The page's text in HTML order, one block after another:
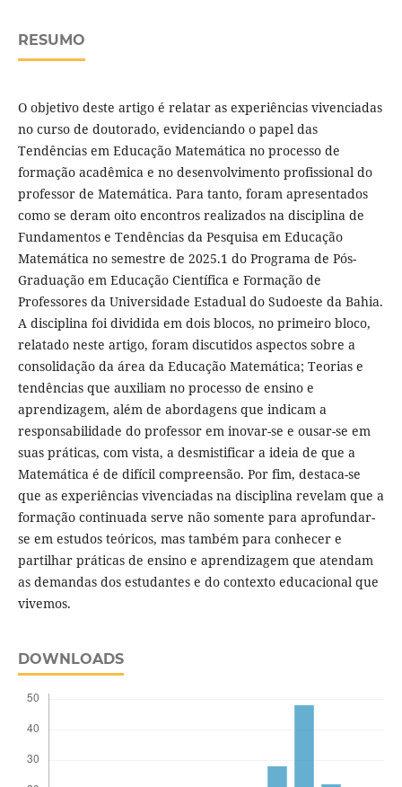
RESUMO
O objetivo deste artigo é relatar as experiências vivenciadas
no curso de doutorado, evidenciando o papel das
Tendências em Educação Matemática no processo de
formação acadêmica e no desenvolvimento profissional do
professor de Matemática. Para tanto, foram apresentados
como se deram oito encontros realizados na disciplina de
Fundamentos e Tendências da Pesquisa em Educação
Matemática no semestre de 2025.1 do Programa de Pós-
Graduação em Educação Científica e Formação de
Professores da Universidade Estadual do Sudoeste da Bahia.
A disciplina foi dividida em dois blocos, no primeiro bloco,
relatado neste artigo, foram discutidos aspectos sobre a
consolidação da área da Educação Matemática; Teorias e
tendências que auxiliam no processo de ensino e
aprendizagem, além de abordagens que indicam a
responsabilidade do professor em inovar-se e ousar-se em
suas práticas, com vista, a desmistificar a ideia de que a
Matemática é de difícil compreensão. Por fim, destaca-se
que as experiências vivenciadas na disciplina revelam que a
formação continuada serve não somente para aprofundar-
se em estudos teóricos, mas também para conhecer e
partilhar práticas de ensino e aprendizagem que atendam
as demandas dos estudantes e do contexto educacional que
vivemos.
DOWNLOADS